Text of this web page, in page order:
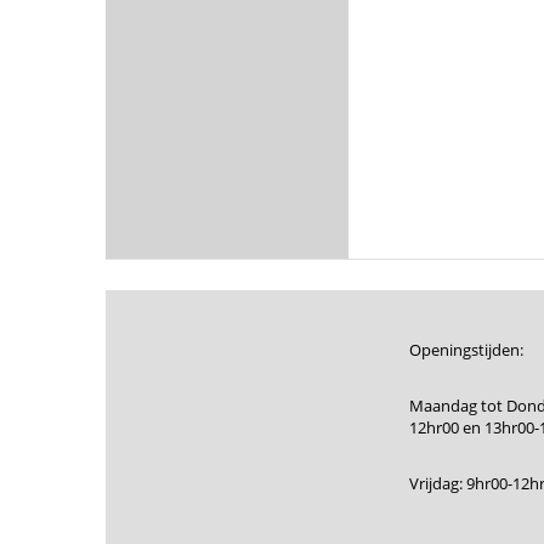
Openingstijden:
Maandag tot
12hr00 en
Vrijdag: 9hr00-